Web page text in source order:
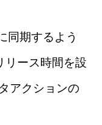
同期するよう
リース時間を設
アクションの